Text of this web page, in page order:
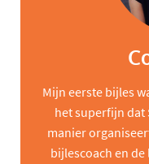
Mijn eerste bijles
het superfijn dat
manier
bijlescoach en